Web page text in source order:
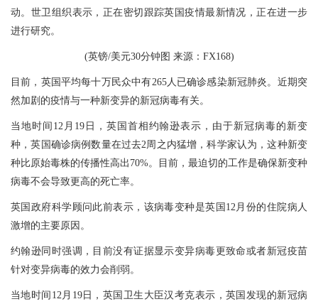
动。世卫组织表示，正在密切跟踪英国疫情最新情况，正在进一步
进行研究。
(英镑/美元30分钟图 来源：FX168)
目前，英国平均每十万民众中有265人已确诊感染新冠肺炎。近期突
然加剧的疫情与一种新变异的新冠病毒有关。
当地时间12月19日，英国首相约翰逊表示，由于新冠病毒的新变
种，英国确诊病例数量在过去2周之内猛增，科学家认为，这种新变
种比原始毒株的传播性高出70%。目前，最迫切的工作是确保新变种
病毒不会导致更高的死亡率。
英国政府科学顾问此前表示，该病毒变种是英国12月份的住院病人
激增的主要原因。
约翰逊同时强调，目前没有证据显示变异病毒更致命或者新冠疫苗
针对变异病毒的效力会削弱。
当地时间12月19日，英国卫生大臣汉考克表示，英国发现的新冠病